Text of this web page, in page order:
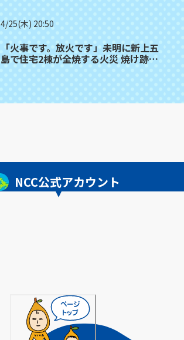
4/25(木) 20:50
「火事です。放火です」未明に新上五
島で住宅2棟が全焼する火災 焼け跡か
NCC公式アカウント